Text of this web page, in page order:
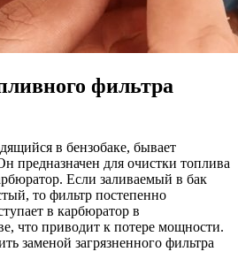
фильтра
в бензобаке, бывает
предназначен для очистки топлива
Если заливаемый в бак
то фильтр постепенно
в карбюратор в
что приводит к потере мощности.
заменой загрязненного фильтра